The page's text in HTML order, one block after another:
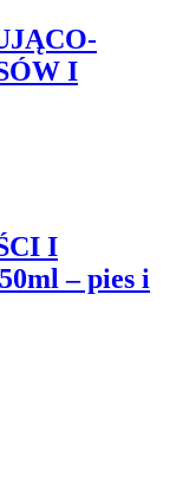
I
I
– pies i